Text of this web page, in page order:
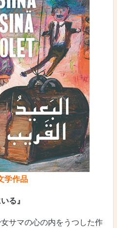
学作品
る』
サマの心の内をうつした作